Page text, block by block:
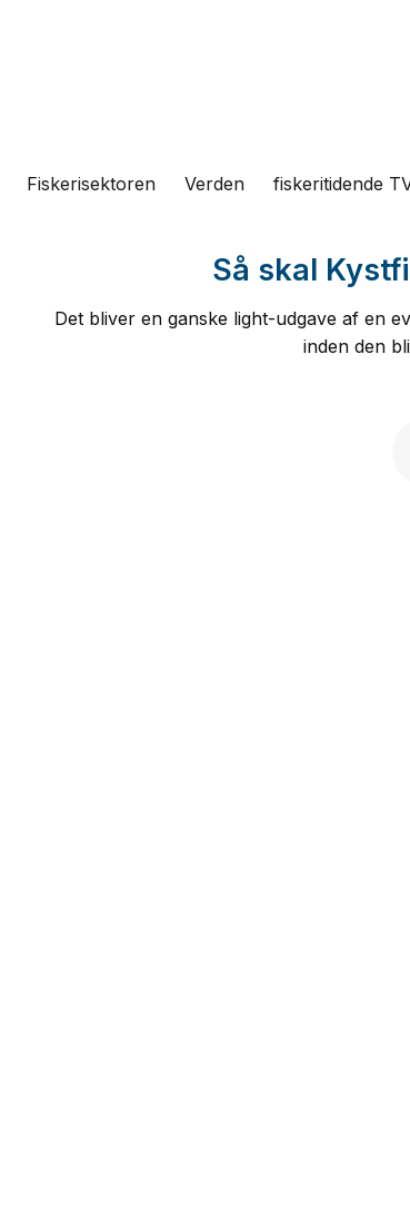
Fiskerisektoren Verden fiskeritidende
Så skal
Det bliver en ganske light-udgave af en
inden den